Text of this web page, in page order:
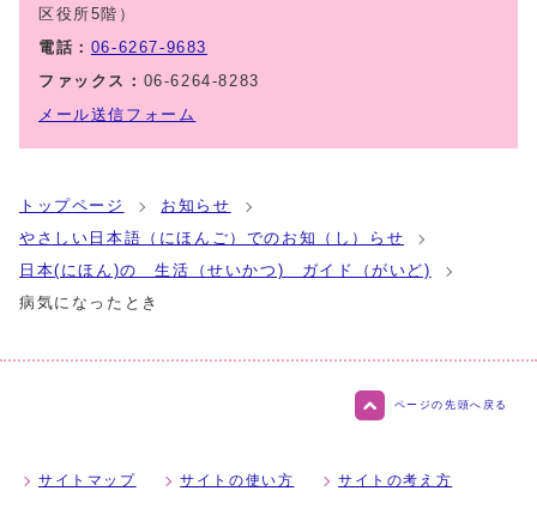
区役所5階）
電話： 06-6267-9683
ファックス： 06-6264-8283
メール送信フォーム
トップページ
お知らせ
やさしい日本語（にほんご）でのお知（し）らせ
日本(にほん)の 生活（せいかつ) ガイド（がいど)
病気になったとき
ページの先頭へ戻る
サイトマップ サイトの使い方 サイトの考え方